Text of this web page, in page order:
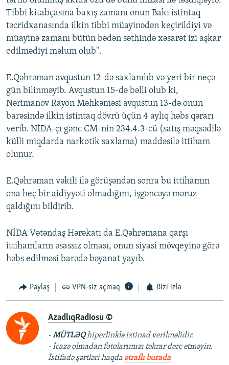
Tibbi kitabçasına baxış zamanı onun Bakı istintaq
təcridxanasında ilkin tibbi müayinədən keçirildiyi və
müayinə zamanı bütün bədən səthində xəsarət izi aşkar
edilmədiyi məlum olub".
E.Qəhrəman avqustun 12-də saxlanılıb və yeri bir neçə
gün bilinməyib. Avqustun 15-də bəlli olub ki,
Nərimanov Rayon Məhkəməsi avqustun 13-də onun
barəsində ilkin istintaq dövrü üçün 4 aylıq həbs qərarı
verib. NİDA-çı gənc CM-nin 234.4.3-cü (satış məqsədilə
külli miqdarda narkotik saxlama) maddəsilə ittiham
olunur.
E.Qəhrəman vəkili ilə görüşəndən sonra bu ittihamın
ona heç bir aidiyyəti olmadığını, işgəncəyə məruz
qaldığını bildirib.
NİDA Vətəndaş Hərəkatı da E.Qəhrəmana qarşı
ittihamların əsassız olması, onun siyasi mövqeyinə görə
həbs edilməsi barədə bəyanat yayıb.
Paylaş VPN-siz açmaq Bizi izlə
AzadlıqRadiosu ©
-MÜTLƏQhiperlinklə istinad verilməlidir.
- İcazə olmadan fotolarımızı təkrar dərc etməyin.
İstifadə şərtləri haqda ətraflı burada